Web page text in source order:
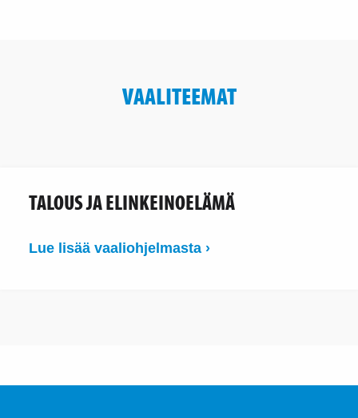
VAALITEEMAT
TALOUS JA ELINKEINOELÄMÄ
Lue lisää vaaliohjelmasta ›